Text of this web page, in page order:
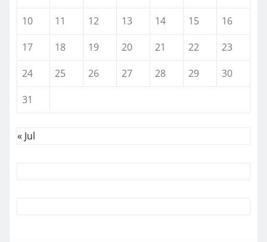
10
11 12 13 14 15
16
17
18 19 20 21 22
23
24
25 26 27 28 29
30
31
« Jul